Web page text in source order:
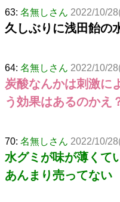
63: 名無しさん 2022/10/
久しぶりに浅田飴の
64: 名無しさん 2022/10/
炭酸なんかは刺激に
う効果はあるのかえ
70: 名無しさん 2022/10/
水グミが味が薄くて
あんまり売ってない